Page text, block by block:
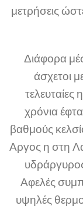
μετρήσεις
Διάφορα
άσχετοι
χρόνια
βαθμούς
Αργος η στη
Αφελές
υψηλές